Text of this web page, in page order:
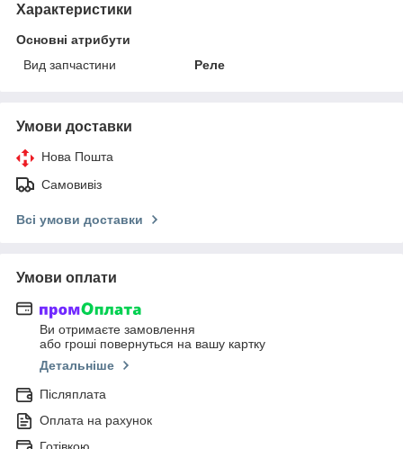
Характеристики
Основні атрибути
Вид запчастини
Реле
Умови доставки
Нова Пошта
Самовивіз
Всі умови доставки
Умови оплати
Ви отримаєте замовлення
або гроші повернуться на вашу картку
Детальніше
Післяплата
Оплата на рахунок